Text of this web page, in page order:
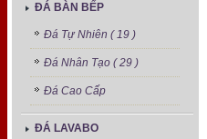
ĐÁ BÀN BẾP
Đá Tự Nhiên ( 19 )
Đá Nhân Tạo ( 29 )
Đá Cao Cấp
ĐÁ LAVABO